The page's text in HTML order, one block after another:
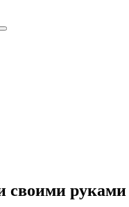
своими руками